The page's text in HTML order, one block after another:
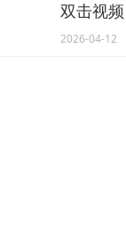
双击视
2026-04-12